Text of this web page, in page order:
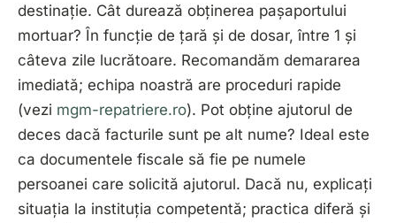
destinație. Cât durează obținerea pașaportului
mortuar? În funcție de țară și de dosar, între 1 și
câteva zile lucrătoare. Recomandăm demararea
imediată; echipa noastră are proceduri rapide
(vezi mgm-repatriere.ro). Pot obține ajutorul de
deces dacă facturile sunt pe alt nume? Ideal este
ca documentele fiscale să fie pe numele
persoanei care solicită ajutorul. Dacă nu, explicați
situația la instituția competentă; practica diferă și